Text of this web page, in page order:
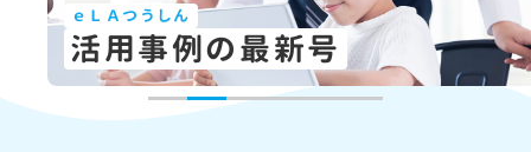
ｅＬＡつうしん
活用事例の最新号